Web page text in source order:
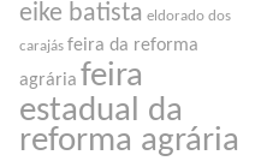
eike batista eldorado dos
carajás feira da reforma
agrária feira
estadual da
reforma agrária